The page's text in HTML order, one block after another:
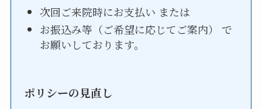
次回ご来院時にお支払い または
お振込み等（ご希望に応じてご案内） で
お願いしております。
ポリシーの見直し